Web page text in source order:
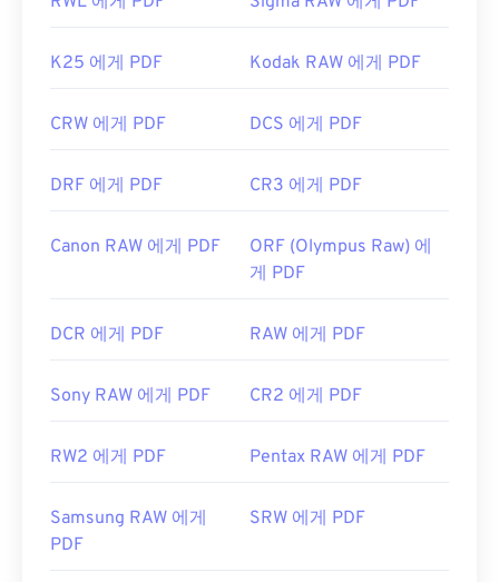
K25 에게 PDF Kodak RAW 에게 PDF
CRW 에게 PDF DCS 에게 PDF
DRF 에게 PDF CR3 에게 PDF
Canon RAW 에게 PDF
ORF (Olympus Raw) 에
게 PDF
DCR 에게 PDF RAW 에게 PDF
Sony RAW 에게 PDF CR2 에게 PDF
RW2 에게 PDF Pentax RAW 에게 PDF
Samsung RAW 에게
PDF
SRW 에게 PDF